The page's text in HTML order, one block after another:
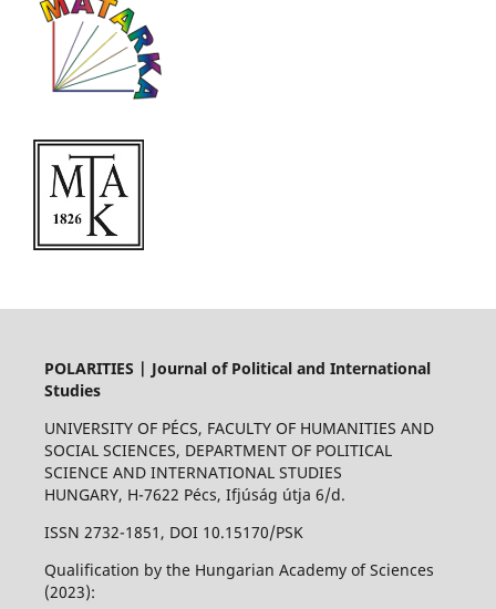
POLARITIES | Journal of Political and International
Studies
UNIVERSITY OF PÉCS, FACULTY OF HUMANITIES AND
SOCIAL SCIENCES, DEPARTMENT OF POLITICAL
SCIENCE AND INTERNATIONAL STUDIES
HUNGARY, H-7622 Pécs, Ifjúság útja 6/d.
ISSN 2732-1851, DOI 10.15170/PSK
Qualification by the Hungarian Academy of Sciences
(2023):